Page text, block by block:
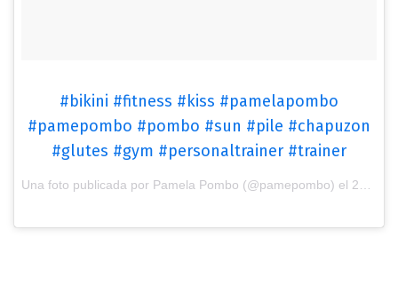
#bikini #fitness #kiss #pamelapombo
#pamepombo #pombo #sun #pile #chapuzon
#glutes #gym #personaltrainer #trainer
Una foto publicada por Pamela Pombo (@pamepombo) el 27 de Ene de 2017 a la(s) 5:00 PST